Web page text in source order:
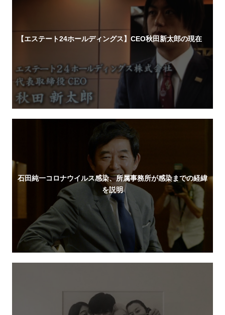
【エステート24ホールディングス】CEO秋田新太郎の現在
石田純一コロナウイルス感染、所属事務所が感染までの経緯
を説明